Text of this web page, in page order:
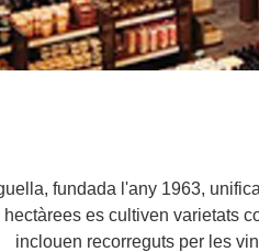
fundada l'any 1963,
es cultiven varietats
inclouen recorreguts per les